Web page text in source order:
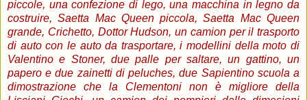
piccole, una confezione di lego, una macchina in legno da
costruire, Saetta Mac Queen piccola, Saetta Mac Queen
grande, Crichetto, Dottor Hudson, un camion per il trasporto
di auto con le auto da trasportare, i modellini della moto di
Valentino e Stoner, due palle per saltare, un gattino, un
papero e due zainetti di peluches, due Sapientino scuola a
dimostrazione che la Clementoni non è migliore della